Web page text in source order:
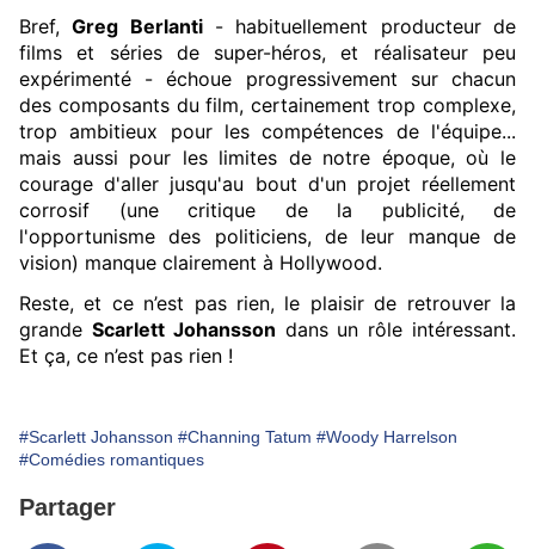
Bref, Greg Berlanti - habituellement producteur de
films et séries de super-héros, et réalisateur peu
expérimenté - échoue progressivement sur chacun
des composants du film, certainement trop complexe,
trop ambitieux pour les compétences de l'équipe...
mais aussi pour les limites de notre époque, où le
courage d'aller jusqu'au bout d'un projet réellement
corrosif (une critique de la publicité, de
l'opportunisme des politiciens, de leur manque de
vision) manque clairement à Hollywood.
Reste, et ce n’est pas rien, le plaisir de retrouver la
grande Scarlett Johansson dans un rôle intéressant.
Et ça, ce n’est pas rien !
#Scarlett Johansson #Channing Tatum #Woody Harrelson
#Comédies romantiques
Partager